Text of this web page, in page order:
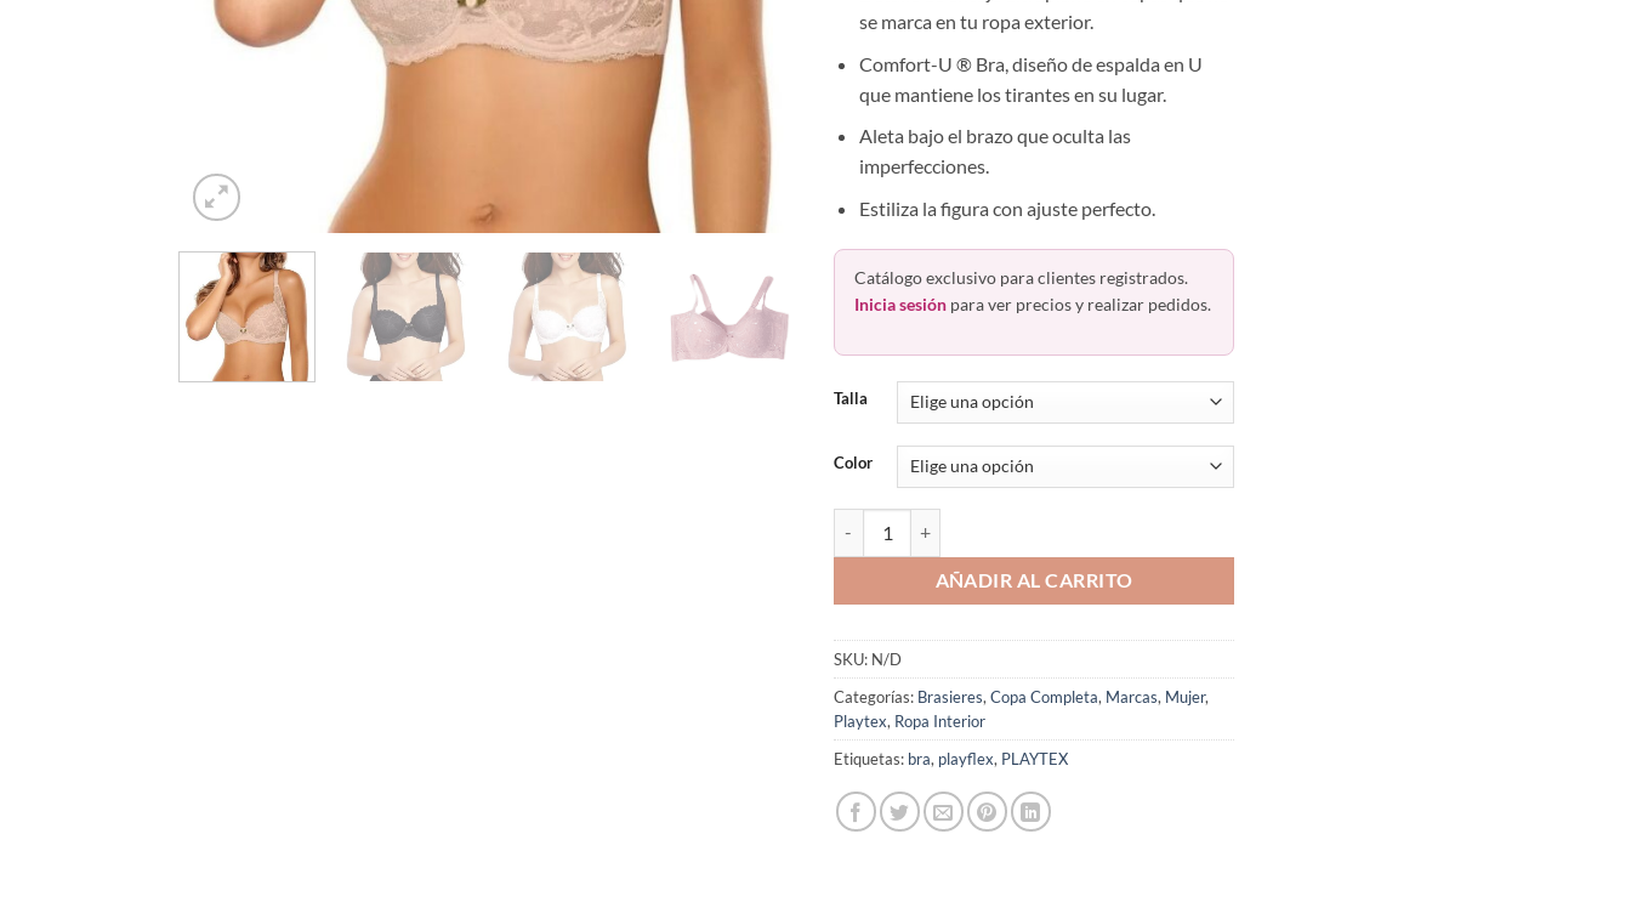
se marca en tu ropa exterior.
Comfort-U ® Bra, diseño de espalda en U
que mantiene los tirantes en su lugar.
Aleta bajo el brazo que oculta las
imperfecciones.
Estiliza la figura con ajuste perfecto.
Catálogo exclusivo para clientes registrados.
Inicia sesión para ver precios y realizar pedidos.
Talla
Color
AÑADIR AL CARRITO
SKU: N/D
Categorías: Brasieres, Copa Completa, Marcas, Mujer,
Playtex, Ropa Interior
Etiquetas: bra, playflex, PLAYTEX